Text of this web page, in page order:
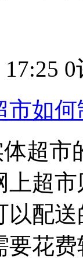
0
市如
超
上超
以配
要花